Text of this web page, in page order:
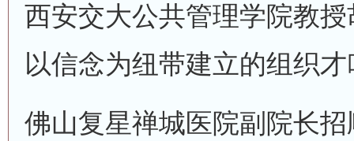
西安交大公共管理学院教
以信念为纽带建立的组织
佛山复星禅城医院副院长